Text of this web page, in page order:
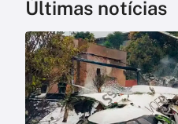
Últimas notícias